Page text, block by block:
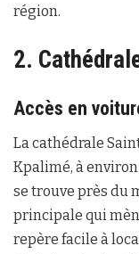
région.
2.
Accès en
La cathédrale
Kpalimé, à
se trouve près du
principale qui
repère facile à